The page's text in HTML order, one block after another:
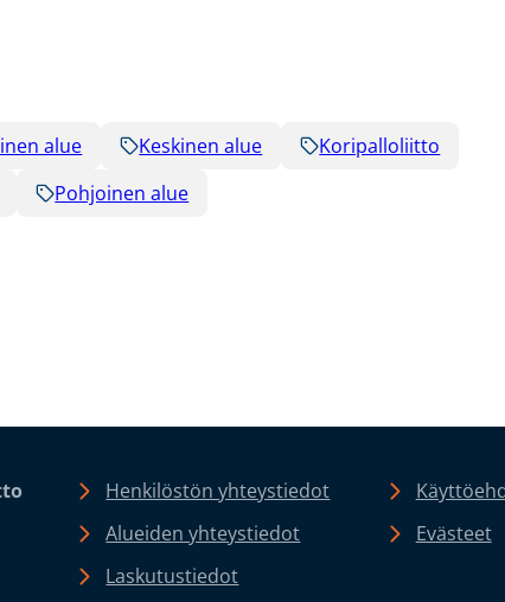
alue Keskinen alue
Koripalloliitto
Pohjoinen alue
Henkilöstön yhteystiedot
Alueiden yhteystiedot
Laskutustiedot
Evästeet